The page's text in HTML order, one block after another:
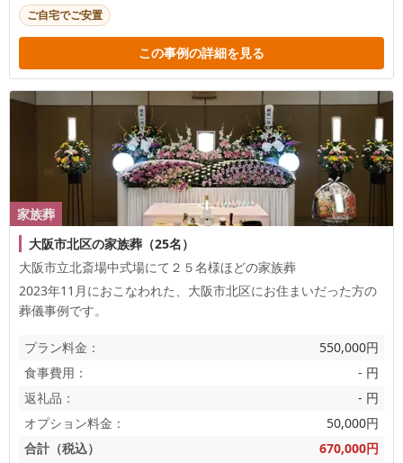
ご自宅でご安置
この事例の詳細を見る
家族葬
大阪市北区の家族葬（25名）
大阪市立北斎場中式場にて２５名様ほどの家族葬
2023年11月におこなわれた、 大阪市北区にお住まいだった方の
葬儀事例です。
プラン料金：
550,000円
食事費用：
- 円
返礼品：
- 円
オプション料金：
50,000円
合計（税込）
670,000円